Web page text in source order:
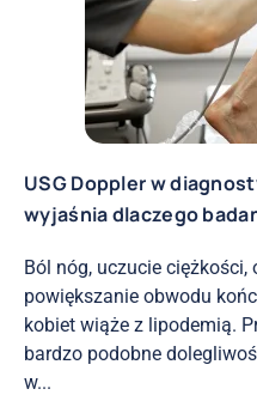
USG Doppler w
wyjaśnia dlaczego
Ból nóg, uczucie
powiększanie obwodu
kobiet wiąże z lipodemią.
bardzo podobne
w...